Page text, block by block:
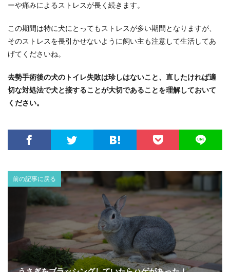
ーや痛みによるストレスが長く続きます。
この期間は特に犬にとってもストレスが多い期間となりますが、
そのストレスを長引かせないように飼い主も注意して生活してあ
げてくださいね。
去勢手術後の犬のトイレ失敗は珍しはないこと、直したければ適
切な対処法で犬と接することが大切であることを理解しておいて
ください。
前の記事に戻る